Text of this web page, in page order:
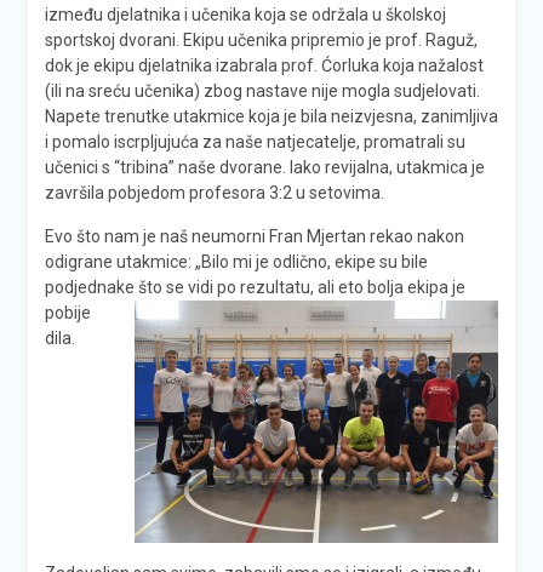
između djelatnika i učenika koja se održala u školskoj
sportskoj dvorani. Ekipu učenika pripremio je prof. Raguž,
dok je ekipu djelatnika izabrala prof. Ćorluka koja nažalost
(ili na sreću učenika) zbog nastave nije mogla sudjelovati.
Napete trenutke utakmice koja je bila neizvjesna, zanimljiva
i pomalo iscrpljujuća za naše natjecatelje, promatrali su
učenici s “tribina” naše dvorane. Iako revijalna, utakmica je
završila pobjedom profesora 3:2 u setovima.
Evo što nam je naš neumorni Fran Mjertan rekao nakon
odigrane utakmice: „Bilo mi je odlično, ekipe su bile
podjednake što se vidi po rezultatu, ali eto bolja ekipa je
pobije
dila.